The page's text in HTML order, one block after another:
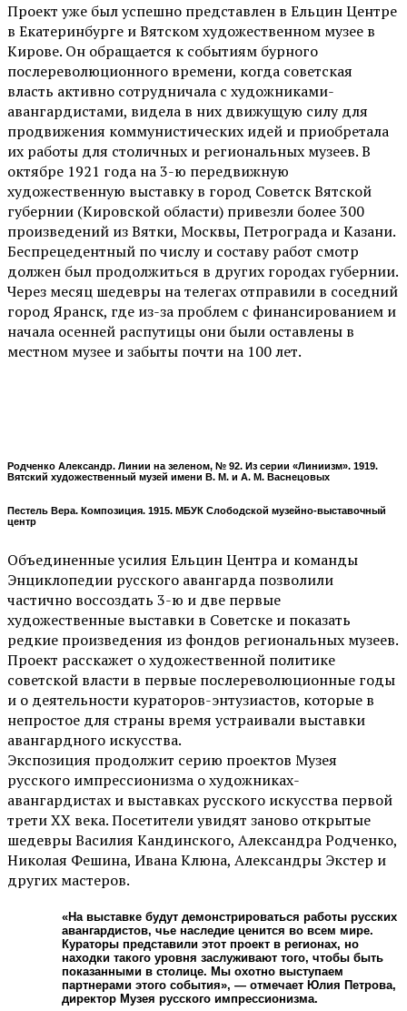
Проект уже был успешно представлен в Ельцин Центре
в Екатеринбурге и Вятском художественном музее в
Кирове. Он обращается к событиям бурного
послереволюционного времени, когда советская
власть активно сотрудничала с художниками-
авангардистами, видела в них движущую силу для
продвижения коммунистических идей и приобретала
их работы для столичных и региональных музеев. В
октябре 1921 года на 3-ю передвижную
художественную выставку в город Советск Вятской
губернии (Кировской области) привезли более 300
произведений из Вятки, Москвы, Петрограда и Казани.
Беспрецедентный по числу и составу работ смотр
должен был продолжиться в других городах губернии.
Через месяц шедевры на телегах отправили в соседний
город Яранск, где из-за проблем с финансированием и
начала осенней распутицы они были оставлены в
местном музее и забыты почти на 100 лет.
Родченко Александр. Линии на зеленом, № 92. Из серии «Линиизм». 1919.
Вятский художественный музей имени В. М. и А. М. Васнецовых
Пестель Вера. Композиция. 1915. МБУК Слободской музейно-выставочный
центр
Объединенные усилия Ельцин Центра и команды
Энциклопедии русского авангарда позволили
частично воссоздать 3-ю и две первые
художественные выставки в Советске и показать
редкие произведения из фондов региональных музеев.
Проект расскажет о художественной политике
советской власти в первые послереволюционные годы
и о деятельности кураторов-энтузиастов, которые в
непростое для страны время устраивали выставки
авангардного искусства.
Экспозиция продолжит серию проектов Музея
русского импрессионизма о художниках-
авангардистах и выставках русского искусства первой
трети XX века. Посетители увидят заново открытые
шедевры Василия Кандинского, Александра Родченко,
Николая Фешина, Ивана Клюна, Александры Экстер и
других мастеров.
«На выставке будут демонстрироваться работы русских
авангардистов, чье наследие ценится во всем мире.
Кураторы представили этот проект в регионах, но
находки такого уровня заслуживают того, чтобы быть
показанными в столице. Мы охотно выступаем
партнерами этого события», — отмечает Юлия Петрова,
директор Музея русского импрессионизма.